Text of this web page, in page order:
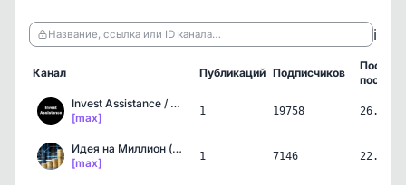
Название, ссылка или ID канала… ℹ️
Канал Публикаций Подписчиков
пост
Invest Assistance / Инве…
[max]
1 19758
Идея на Миллион (Trendom…
[max]
1 7146